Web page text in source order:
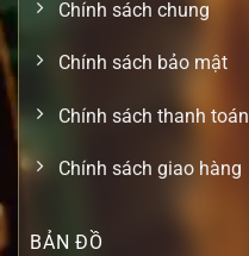
Chính sách chung
Chính sách bảo mật
Chính sách thanh toán
Chính sách giao hàng
BẢN ĐỒ